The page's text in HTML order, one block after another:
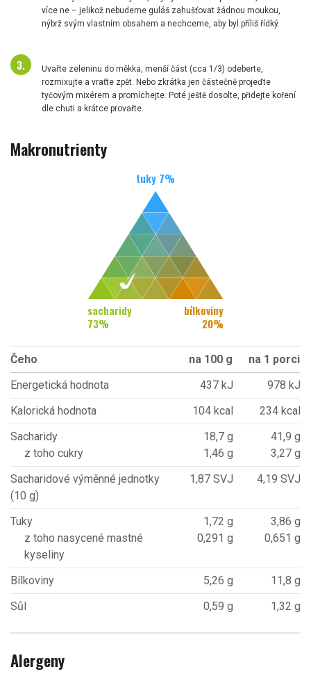
více ne – jelikož nebudeme guláš zahušťovat žádnou moukou,
nýbrž svým vlastním obsahem a nechceme, aby byl příliš řídký.
Uvařte zeleninu do měkka, menší část (cca 1/3) odeberte,
rozmixujte a vraťte zpět. Nebo zkrátka jen částečně projeďte
tyčovým mixérem a promíchejte. Poté ještě dosolte, přidejte koření
dle chuti a krátce provařte.
Makronutrienty
tuky 7%
sacharidy
73%
bílkoviny
20%
Čeho na 100 g
na 1 porci
Energetická hodnota
437 kJ
978 kJ
Kalorická hodnota
104 kcal
234 kcal
Sacharidy
z toho cukry
18,7 g
1,46 g
41,9 g
3,27 g
Sacharidové výměnné jednotky
(10 g)
1,87 SVJ 4,19 SVJ
Tuky
z toho nasycené mastné
kyseliny
1,72 g
0,291 g
3,86 g
0,651 g
Bílkoviny 5,26 g
11,8 g
Sůl
0,59 g 1,32 g
Alergeny